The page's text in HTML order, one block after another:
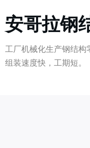
安哥拉钢
工厂机械化生产钢结
组装速度快，工期短。